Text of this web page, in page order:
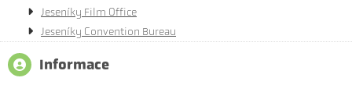
Jeseníky Film Office
Jeseníky Convention Bureau
Informace